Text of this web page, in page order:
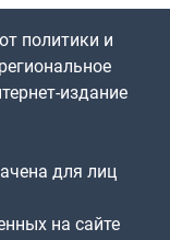
политики и
издание
для лиц
на сайте